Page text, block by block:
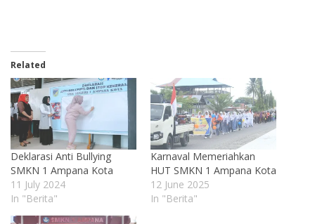
Related
Deklarasi Anti Bullying
SMKN 1 Ampana Kota
11 July 2024
In "Berita"
Karnaval Memeriahkan
HUT SMKN 1 Ampana Kota
12 June 2025
In "Berita"